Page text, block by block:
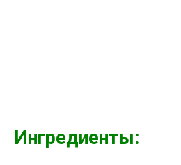
Ингредиенты: